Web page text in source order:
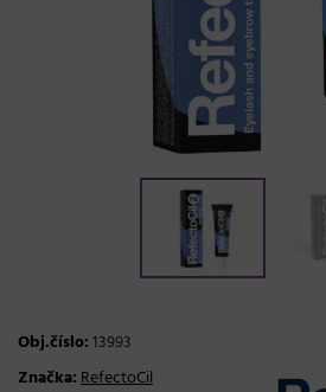
Obj.číslo:13993
Značka:RefectoCil